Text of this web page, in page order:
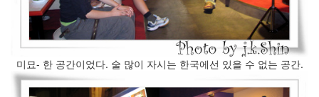
미묘- 한 공간이었다. 술 많이 자시는 한국에선 있을 수 없는 공간.